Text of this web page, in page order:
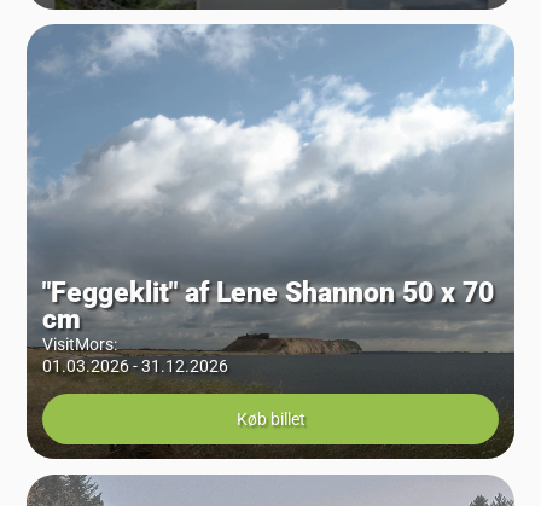
"Feggeklit" af Lene Shannon 50 x 70
cm
VisitMors:
01.03.2026 - 31.12.2026
Køb billet